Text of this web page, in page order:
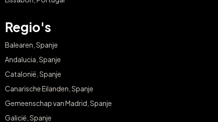
Regio's
Balearen, Spanje
Andalucia, Spanje
Catalonië, Spanje
Canarische Eilanden, Spanje
Gemeenschap van Madrid, Spanje
Galicië, Spanje